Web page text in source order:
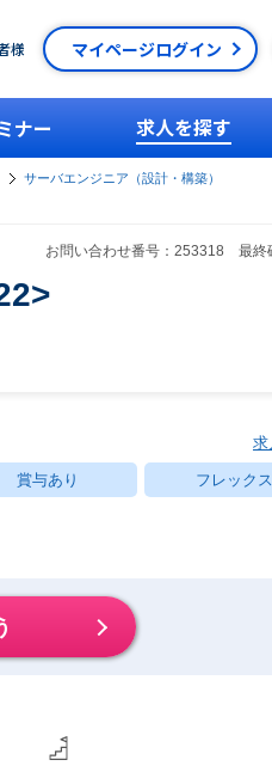
様 マイページログイン
ナー 求人を探す
サーバエンジニア（設計・構築）
お問い合わせ番号：253318 最終
求
賞与あり フレックス